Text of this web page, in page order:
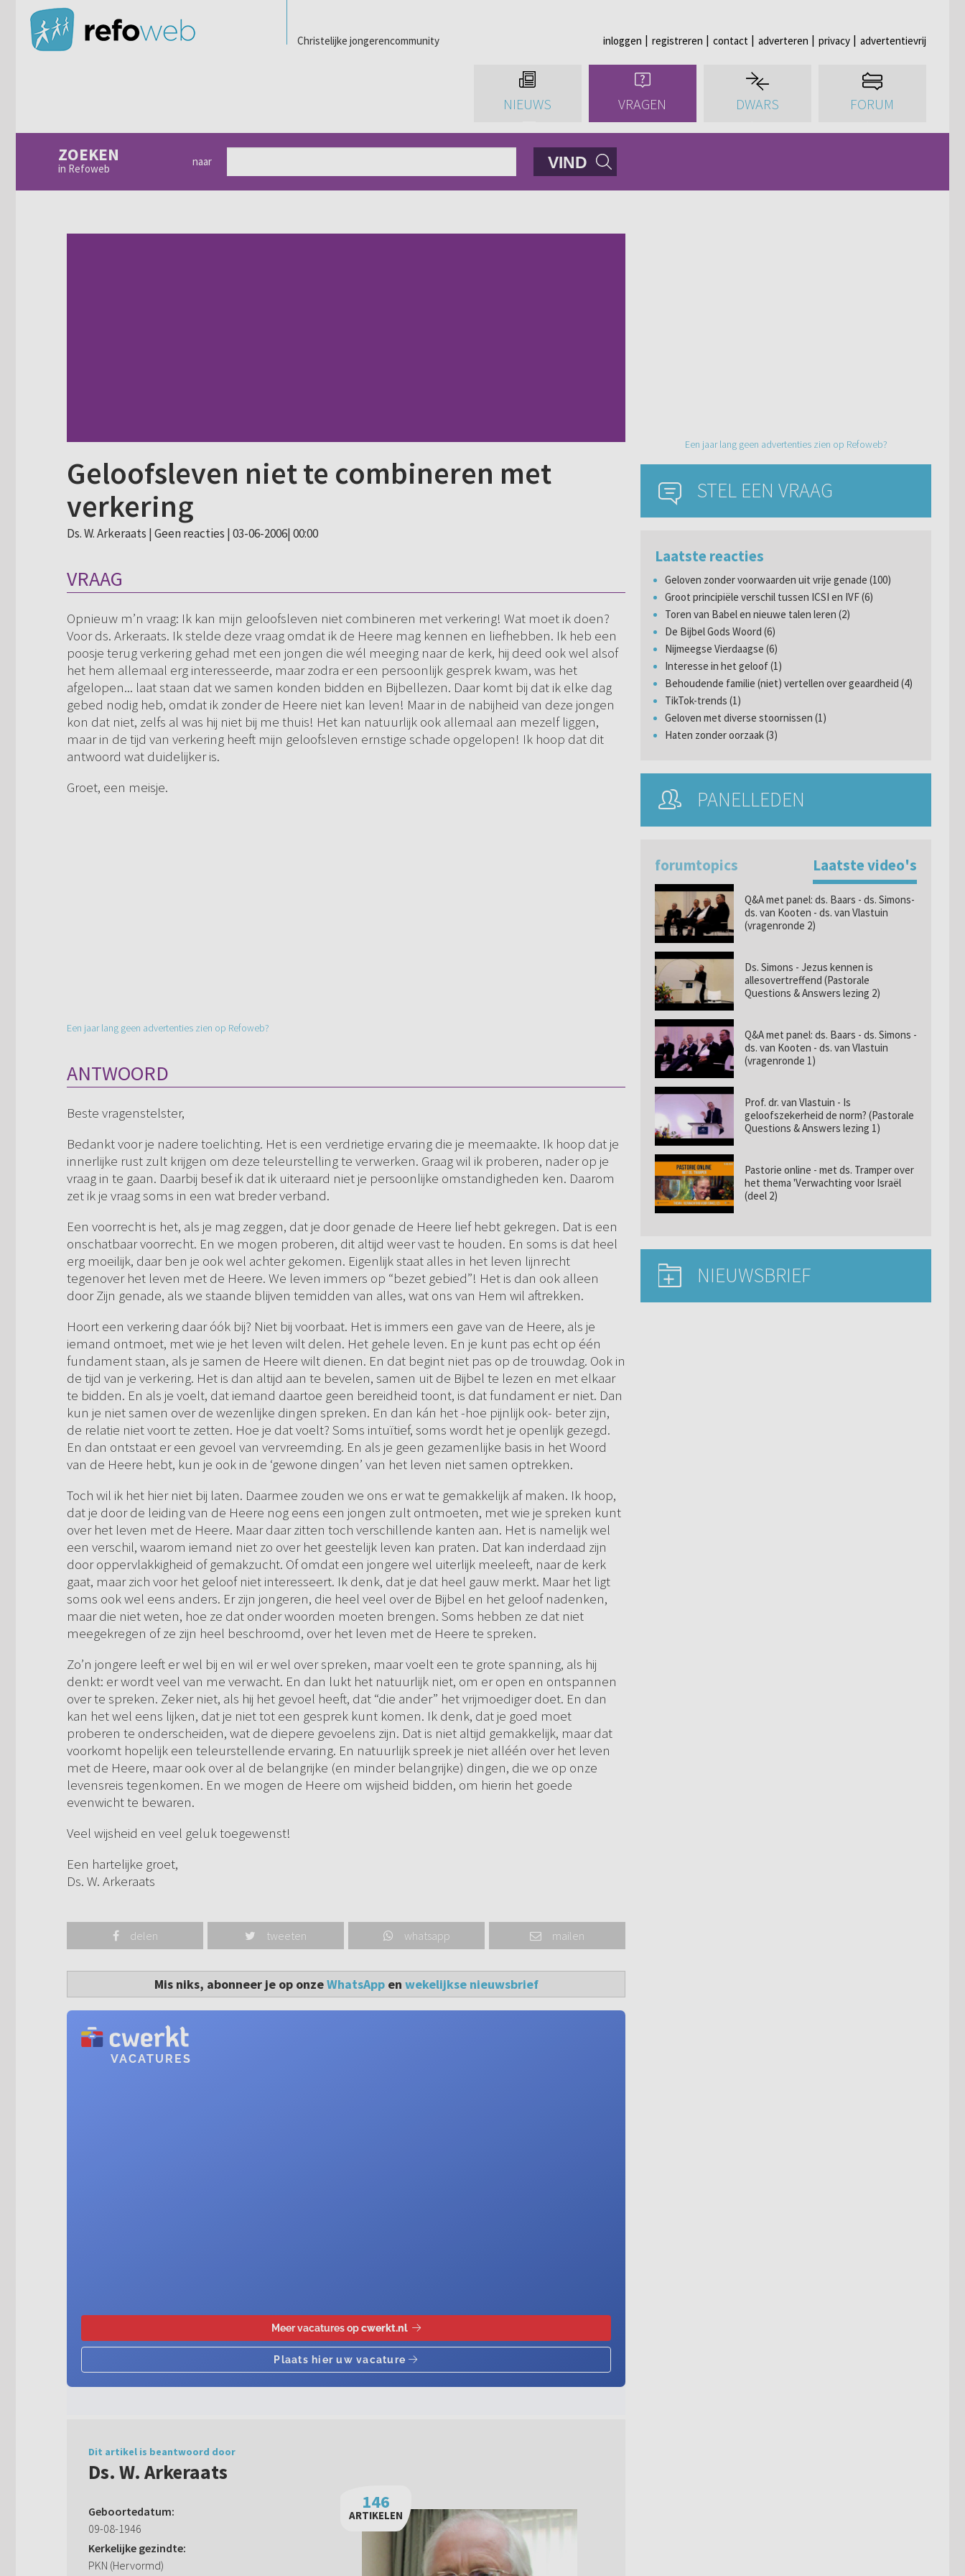
Christelijke jongerencommunity inloggen registreren contact adverteren privacy advertentievrij
NIEUWS VRAGEN DWARS FORUM
ZOEKEN
in Refoweb
naar VIND
Geloofsleven niet te combineren met
verkering
Ds. W. Arkeraats | Geen reacties | 03-06-2006| 00:00
VRAAG
Opnieuw m’n vraag: Ik kan mijn geloofsleven niet combineren met verkering! Wat moet ik doen?
Voor ds. Arkeraats. Ik stelde deze vraag omdat ik de Heere mag kennen en liefhebben. Ik heb een
poosje terug verkering gehad met een jongen die wél meeging naar de kerk, hij deed ook wel alsof
het hem allemaal erg interesseerde, maar zodra er een persoonlijk gesprek kwam, was het
afgelopen... laat staan dat we samen konden bidden en Bijbellezen. Daar komt bij dat ik elke dag
gebed nodig heb, omdat ik zonder de Heere niet kan leven! Maar in de nabijheid van deze jongen
kon dat niet, zelfs al was hij niet bij me thuis! Het kan natuurlijk ook allemaal aan mezelf liggen,
maar in de tijd van verkering heeft mijn geloofsleven ernstige schade opgelopen! Ik hoop dat dit
antwoord wat duidelijker is.
Groet, een meisje.
Een jaar lang geen advertenties zien op Refoweb?
ANTWOORD
Beste vragenstelster,
Bedankt voor je nadere toelichting. Het is een verdrietige ervaring die je meemaakte. Ik hoop dat je
innerlijke rust zult krijgen om deze teleurstelling te verwerken. Graag wil ik proberen, nader op je
vraag in te gaan. Daarbij besef ik dat ik uiteraard niet je persoonlijke omstandigheden ken. Daarom
zet ik je vraag soms in een wat breder verband.
Een voorrecht is het, als je mag zeggen, dat je door genade de Heere lief hebt gekregen. Dat is een
onschatbaar voorrecht. En we mogen proberen, dit altijd weer vast te houden. En soms is dat heel
erg moeilijk, daar ben je ook wel achter gekomen. Eigenlijk staat alles in het leven lijnrecht
tegenover het leven met de Heere. We leven immers op “bezet gebied”! Het is dan ook alleen
door Zijn genade, als we staande blijven temidden van alles, wat ons van Hem wil aftrekken.
Hoort een verkering daar óók bij? Niet bij voorbaat. Het is immers een gave van de Heere, als je
iemand ontmoet, met wie je het leven wilt delen. Het gehele leven. En je kunt pas echt op één
fundament staan, als je samen de Heere wilt dienen. En dat begint niet pas op de trouwdag. Ook in
de tijd van je verkering. Het is dan altijd aan te bevelen, samen uit de Bijbel te lezen en met elkaar
te bidden. En als je voelt, dat iemand daartoe geen bereidheid toont, is dat fundament er niet. Dan
kun je niet samen over de wezenlijke dingen spreken. En dan kán het -hoe pijnlijk ook- beter zijn,
de relatie niet voort te zetten. Hoe je dat voelt? Soms intuïtief, soms wordt het je openlijk gezegd.
En dan ontstaat er een gevoel van vervreemding. En als je geen gezamenlijke basis in het Woord
van de Heere hebt, kun je ook in de ‘gewone dingen’ van het leven niet samen optrekken.
Toch wil ik het hier niet bij laten. Daarmee zouden we ons er wat te gemakkelijk af maken. Ik hoop,
dat je door de leiding van de Heere nog eens een jongen zult ontmoeten, met wie je spreken kunt
over het leven met de Heere. Maar daar zitten toch verschillende kanten aan. Het is namelijk wel
een verschil, waarom iemand niet zo over het geestelijk leven kan praten. Dat kan inderdaad zijn
door oppervlakkigheid of gemakzucht. Of omdat een jongere wel uiterlijk meeleeft, naar de kerk
gaat, maar zich voor het geloof niet interesseert. Ik denk, dat je dat heel gauw merkt. Maar het ligt
soms ook wel eens anders. Er zijn jongeren, die heel veel over de Bijbel en het geloof nadenken,
maar die niet weten, hoe ze dat onder woorden moeten brengen. Soms hebben ze dat niet
meegekregen of ze zijn heel beschroomd, over het leven met de Heere te spreken.
Zo’n jongere leeft er wel bij en wil er wel over spreken, maar voelt een te grote spanning, als hij
denkt: er wordt veel van me verwacht. En dan lukt het natuurlijk niet, om er open en ontspannen
over te spreken. Zeker niet, als hij het gevoel heeft, dat “die ander” het vrijmoediger doet. En dan
kan het wel eens lijken, dat je niet tot een gesprek kunt komen. Ik denk, dat je goed moet
proberen te onderscheiden, wat de diepere gevoelens zijn. Dat is niet altijd gemakkelijk, maar dat
voorkomt hopelijk een teleurstellende ervaring. En natuurlijk spreek je niet alléén over het leven
met de Heere, maar ook over al de belangrijke (en minder belangrijke) dingen, die we op onze
levensreis tegenkomen. En we mogen de Heere om wijsheid bidden, om hierin het goede
evenwicht te bewaren.
Veel wijsheid en veel geluk toegewenst!
Een hartelijke groet,
Ds. W. Arkeraats
delen tweeten whatsapp mailen
Mis niks, abonneer je op onzeWhatsAppen wekelijkse nieuwsbrief
Dit artikel is beantwoord door
Ds. W. Arkeraats
Geboortedatum:
09-08-1946
Kerkelijke gezindte:
PKN (Hervormd)
146
ARTIKELEN
Een jaar lang geen advertenties zien op Refoweb?
STEL EEN VRAAG
Laatste reacties
Geloven zonder voorwaarden uit vrije genade (100)
Groot principiële verschil tussen ICSI en IVF (6)
Toren van Babel en nieuwe talen leren (2)
De Bijbel Gods Woord (6)
Nijmeegse Vierdaagse (6)
Interesse in het geloof (1)
Behoudende familie (niet) vertellen over geaardheid (4)
TikTok-trends (1)
Geloven met diverse stoornissen (1)
Haten zonder oorzaak (3)
PANELLEDEN
forumtopics Laatste video's
Q&A met panel: ds. Baars - ds. Simons-
ds. van Kooten - ds. van Vlastuin
(vragenronde 2)
Ds. Simons - Jezus kennen is
allesovertreffend (Pastorale
Questions & Answers lezing 2)
Q&A met panel: ds. Baars - ds. Simons -
ds. van Kooten - ds. van Vlastuin
(vragenronde 1)
Prof. dr. van Vlastuin - Is
geloofszekerheid de norm? (Pastorale
Questions & Answers lezing 1)
Pastorie online - met ds. Tramper over
het thema 'Verwachting voor Israël
(deel 2)
NIEUWSBRIEF